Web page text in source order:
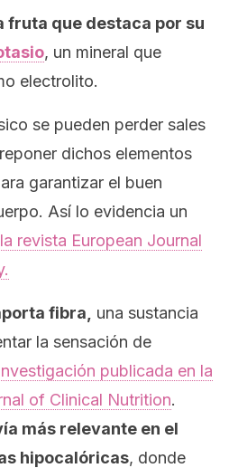
fruta que destaca por su
, un mineral que
electrolito.
se pueden perder sales
dichos elementos
garantizar el buen
Así lo evidencia un
revista European Journal
fibra,
una sustancia
la sensación de
publicada en la
of Clinical Nutrition.
más relevante en el
hipocalóricas, donde